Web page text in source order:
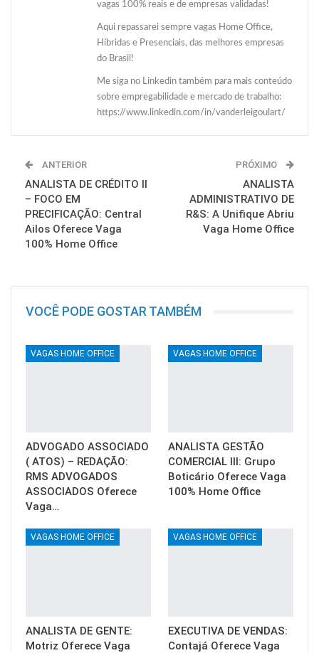
vagas 100% reais e de empresas validadas!
Aqui repassarei sempre vagas Home Office,
Híbridas e Presenciais, das melhores empresas
do Brasil!
Me siga no Linkedin também para mais conteúdo
sobre empregabilidade e mercado de trabalho:
https://www.linkedin.com/in/vanderleigoulart/
ANTERIOR
ANALISTA DE CRÉDITO II
– FOCO EM
PRECIFICAÇÃO: Central
Ailos Oferece Vaga
100% Home Office
PRÓXIMO
ANALISTA
ADMINISTRATIVO DE
R&S: A Unifique Abriu
Vaga Home Office
VOCÊ PODE GOSTAR TAMBÉM
VAGAS HOME OFFICE
ADVOGADO ASSOCIADO
( ATOS) – REDAÇÃO:
RMS ADVOGADOS
ASSOCIADOS Oferece
Vaga…
VAGAS HOME OFFICE
ANALISTA GESTÃO
COMERCIAL III: Grupo
Boticário Oferece Vaga
100% Home Office
VAGAS HOME OFFICE
ANALISTA DE GENTE:
Motriz Oferece Vaga
VAGAS HOME OFFICE
EXECUTIVA DE VENDAS:
Contajá Oferece Vaga